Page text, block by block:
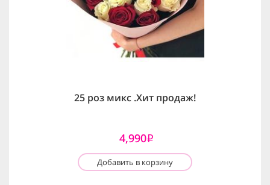
25 роз микс .Хит продаж!
4,990i
Добавить в корзину